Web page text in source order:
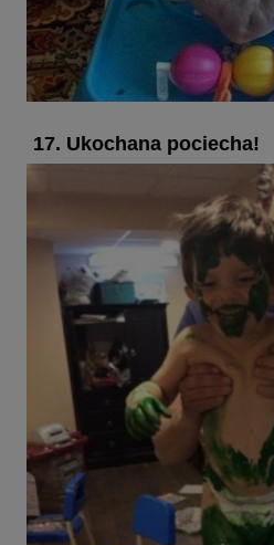
17. Ukochana pociecha!